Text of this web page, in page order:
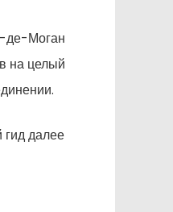
де-Моган
на целый
далее